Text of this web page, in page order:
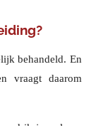
behandeld. En
vraagt daarom